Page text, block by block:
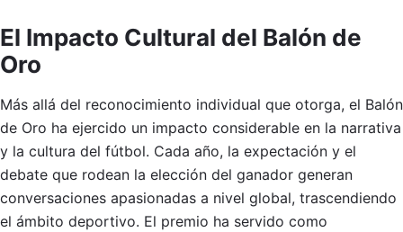
El Impacto Cultural del Balón de
Oro
Más allá del reconocimiento individual que otorga, el Balón
de Oro ha ejercido un impacto considerable en la narrativa
y la cultura del fútbol. Cada año, la expectación y el
debate que rodean la elección del ganador generan
conversaciones apasionadas a nivel global, trascendiendo
el ámbito deportivo. El premio ha servido como